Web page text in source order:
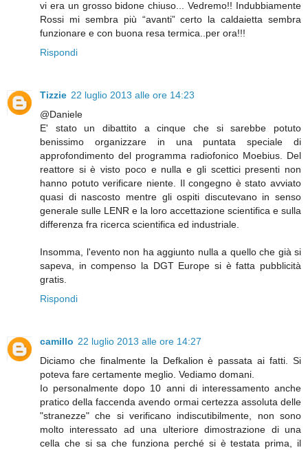
vi era un grosso bidone chiuso... Vedremo!! Indubbiamente
Rossi mi sembra più “avanti” certo la caldaietta sembra
funzionare e con buona resa termica..per ora!!!
Rispondi
Tizzie 22 luglio 2013 alle ore 14:23
@Daniele
E' stato un dibattito a cinque che si sarebbe potuto
benissimo organizzare in una puntata speciale di
approfondimento del programma radiofonico Moebius. Del
reattore si è visto poco e nulla e gli scettici presenti non
hanno potuto verificare niente. Il congegno è stato avviato
quasi di nascosto mentre gli ospiti discutevano in senso
generale sulle LENR e la loro accettazione scientifica e sulla
differenza fra ricerca scientifica ed industriale.
Insomma, l'evento non ha aggiunto nulla a quello che già si
sapeva, in compenso la DGT Europe si è fatta pubblicità
gratis.
Rispondi
camillo 22 luglio 2013 alle ore 14:27
Diciamo che finalmente la Defkalion è passata ai fatti. Si
poteva fare certamente meglio. Vediamo domani.
Io personalmente dopo 10 anni di interessamento anche
pratico della faccenda avendo ormai certezza assoluta delle
"stranezze" che si verificano indiscutibilmente, non sono
molto interessato ad una ulteriore dimostrazione di una
cella che si sa che funziona perché si è testata prima, il